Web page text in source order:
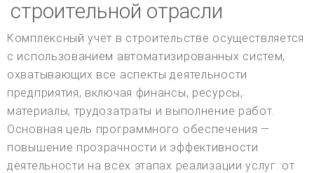
строительной отрасли
Комплексный учет в строительстве осуществляется
с использованием автоматизированных систем,
охватывающих все аспекты деятельности
предприятия, включая финансы, ресурсы,
материалы, трудозатраты и выполнение работ.
Основная цель программного обеспечения —
повышение прозрачности и эффективности
деятельности на всех этапах реализации услуг: от